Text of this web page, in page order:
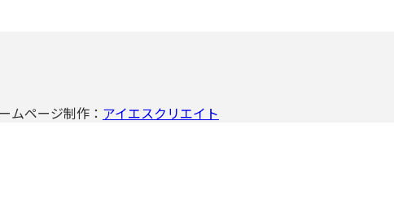
ページ制作： アイエスクリエイト